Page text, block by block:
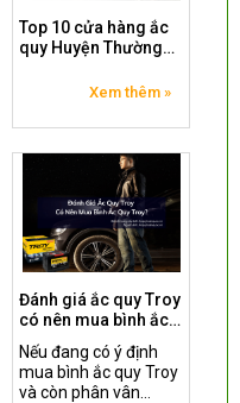
Top 10 cửa hàng ắc
quy Huyện Thường
Xem thêm »
Đánh giá ắc quy Troy
có nên mua bình ắc
quy Troy ?
Nếu đang có ý định
mua bình ắc quy Troy
và còn phân vân